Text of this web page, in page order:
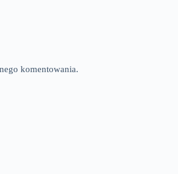
komentowania.